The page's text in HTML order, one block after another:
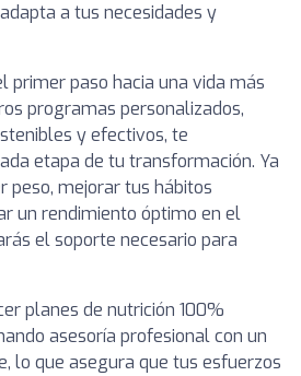
a tus necesidades y
primer paso hacia una vida más
programas personalizados,
y efectivos, te
etapa de tu transformación. Ya
peso, mejorar tus hábitos
un rendimiento óptimo en el
el soporte necesario para
planes de nutrición 100%
asesoría profesional con un
lo que asegura que tus esfuerzos